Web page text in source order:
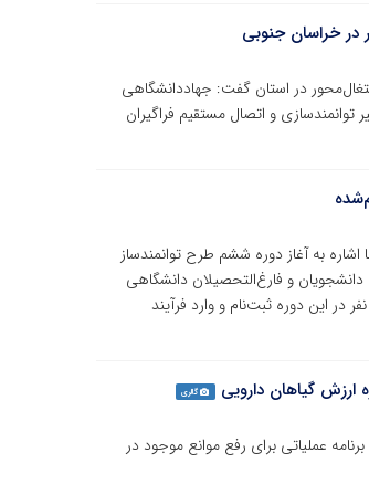
در خراسان‌ جنوبی
در استان گفت: جهاددانشگاهی
و اتصال مستقیم فراگیران
به آغاز دوره ششم طرح توانمندساز
و فارغ‌التحصیلان دانشگاهی
مواجه شده است؛ به‌گونه‌ای که با وجود پیش‌بینی ظرفیت ۱۰۰ نفر، در نهایت ۱۵۰ نفر در این دوره ثبت‌نام و وارد فرآیند
گیاهان دارویی گالری
عملیاتی برای رفع موانع موجود در